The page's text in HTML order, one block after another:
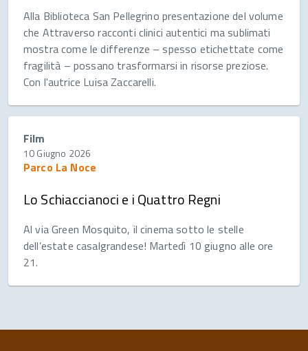
Alla Biblioteca San Pellegrino presentazione del volume
che Attraverso racconti clinici autentici ma sublimati
mostra come le differenze – spesso etichettate come
fragilità – possano trasformarsi in risorse preziose.
Con l'autrice Luisa Zaccarelli.
Film
10 Giugno 2026
Parco La Noce
Lo Schiaccianoci e i Quattro Regni
Al via Green Mosquito, il cinema sotto le stelle
dell’estate casalgrandese! Martedì 10 giugno alle ore
21.